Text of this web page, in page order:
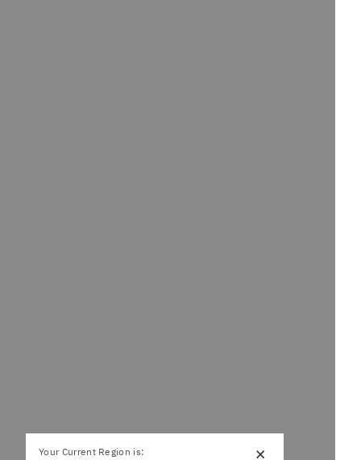
Your Current Region is: